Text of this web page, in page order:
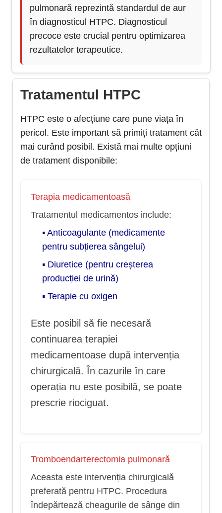
pulmonară reprezintă standardul de aur
în diagnosticul HTPC. Diagnosticul
precoce este crucial pentru optimizarea
rezultatelor terapeutice.
Tratamentul HTPC
HTPC este o afecțiune care pune viața în
pericol. Este important să primiți tratament cât
mai curând posibil. Există mai multe opțiuni
de tratament disponibile:
Terapia medicamentoasă
Tratamentul medicamentos include:
▪ Anticoagulante (medicamente
pentru subțierea sângelui)
▪ Diuretice (pentru creșterea
producției de urină)
▪ Terapie cu oxigen
Este posibil să fie necesară
continuarea terapiei
medicamentoase după intervenția
chirurgicală. În cazurile în care
operația nu este posibilă, se poate
prescrie riociguat.
Tromboendarterectomia pulmonară
Aceasta este intervenția chirurgicală
preferată pentru HTPC. Procedura
îndepărtează cheagurile de sânge din